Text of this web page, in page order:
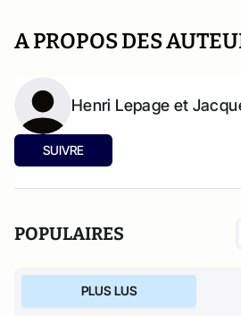
A PROPOS DES
Henri Lepage et
SUIVRE
POPULAIRES
PLUS LUS